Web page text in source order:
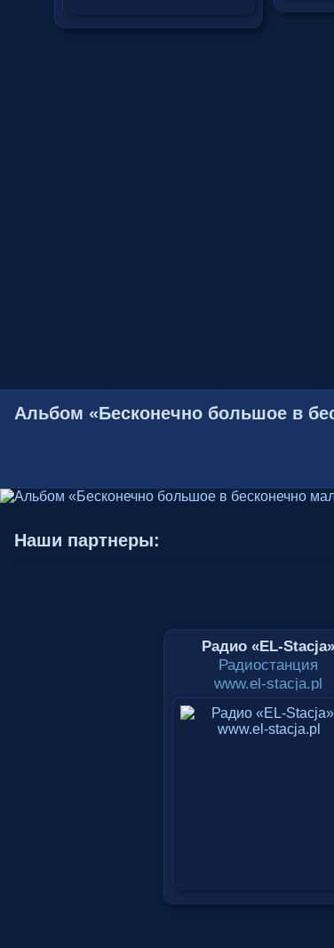
Альбом «Бесконечно большое в
Наши партнеры:
Радио «EL-Stacja»
Радиостанция
www.el-stacja.pl